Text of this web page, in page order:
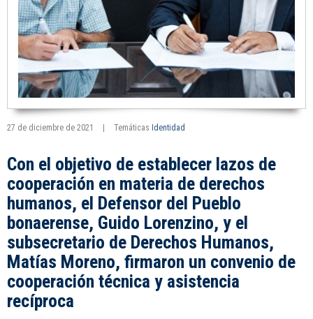
27 de diciembre de 2021 Temáticas Identidad
Con el objetivo de establecer lazos de
cooperación en materia de derechos
humanos, el Defensor del Pueblo
bonaerense, Guido Lorenzino, y el
subsecretario de Derechos Humanos,
Matías Moreno, firmaron un convenio de
cooperación técnica y asistencia
recíproca